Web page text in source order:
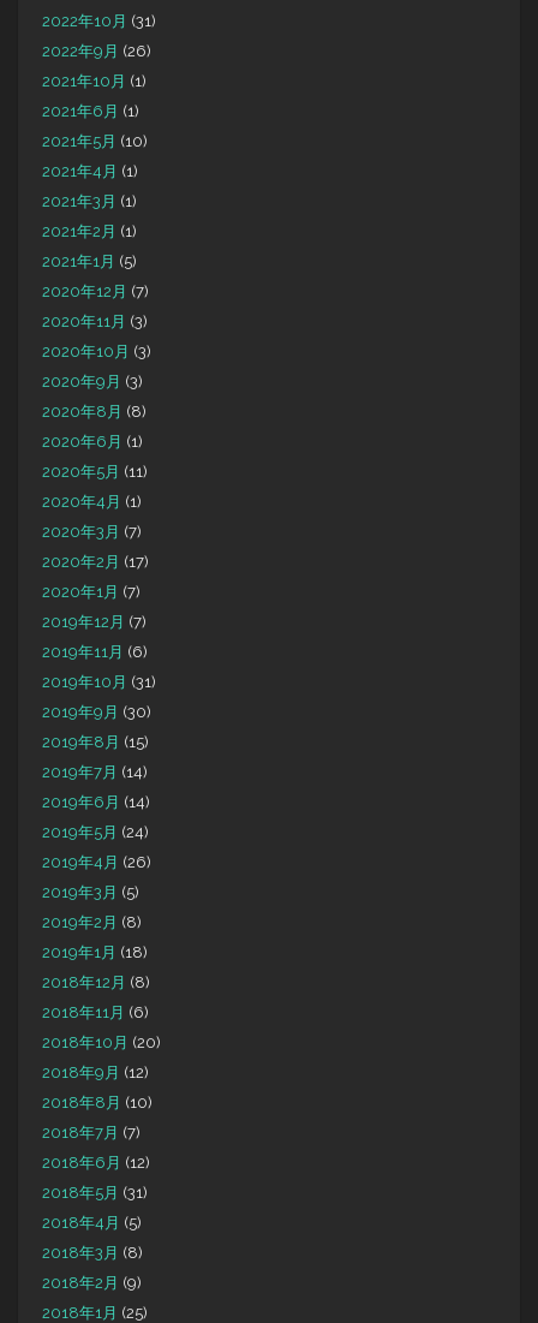
2022年10月 (31)
2022年9月 (26)
2021年10月 (1)
2021年6月 (1)
2021年5月 (10)
2021年4月 (1)
2021年3月 (1)
2021年2月 (1)
2021年1月 (5)
2020年12月 (7)
2020年11月 (3)
2020年10月 (3)
2020年9月 (3)
2020年8月 (8)
2020年6月 (1)
2020年5月 (11)
2020年4月 (1)
2020年3月 (7)
2020年2月 (17)
2020年1月 (7)
2019年12月 (7)
2019年11月 (6)
2019年10月 (31)
2019年9月 (30)
2019年8月 (15)
2019年7月 (14)
2019年6月 (14)
2019年5月 (24)
2019年4月 (26)
2019年3月 (5)
2019年2月 (8)
2019年1月 (18)
2018年12月 (8)
2018年11月 (6)
2018年10月 (20)
2018年9月 (12)
2018年8月 (10)
2018年7月 (7)
2018年6月 (12)
2018年5月 (31)
2018年4月 (5)
2018年3月 (8)
2018年2月 (9)
2018年1月 (25)